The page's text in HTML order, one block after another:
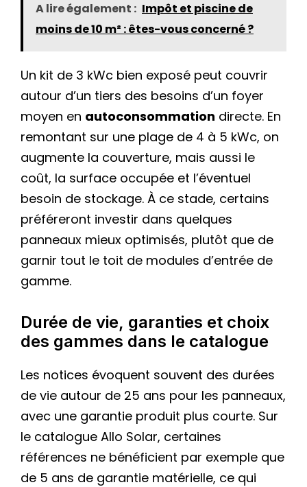
A lire également : Impôt et piscine de
moins de 10 m² : êtes-vous concerné ?
Un kit de 3 kWc bien exposé peut couvrir
autour d’un tiers des besoins d’un foyer
moyen en autoconsommation directe. En
remontant sur une plage de 4 à 5 kWc, on
augmente la couverture, mais aussi le
coût, la surface occupée et l’éventuel
besoin de stockage. À ce stade, certains
préféreront investir dans quelques
panneaux mieux optimisés, plutôt que de
garnir tout le toit de modules d’entrée de
gamme.
Durée de vie, garanties et choix
des gammes dans le catalogue
Les notices évoquent souvent des durées
de vie autour de 25 ans pour les panneaux,
avec une garantie produit plus courte. Sur
le catalogue Allo Solar, certaines
références ne bénéficient par exemple que
de 5 ans de garantie matérielle, ce qui